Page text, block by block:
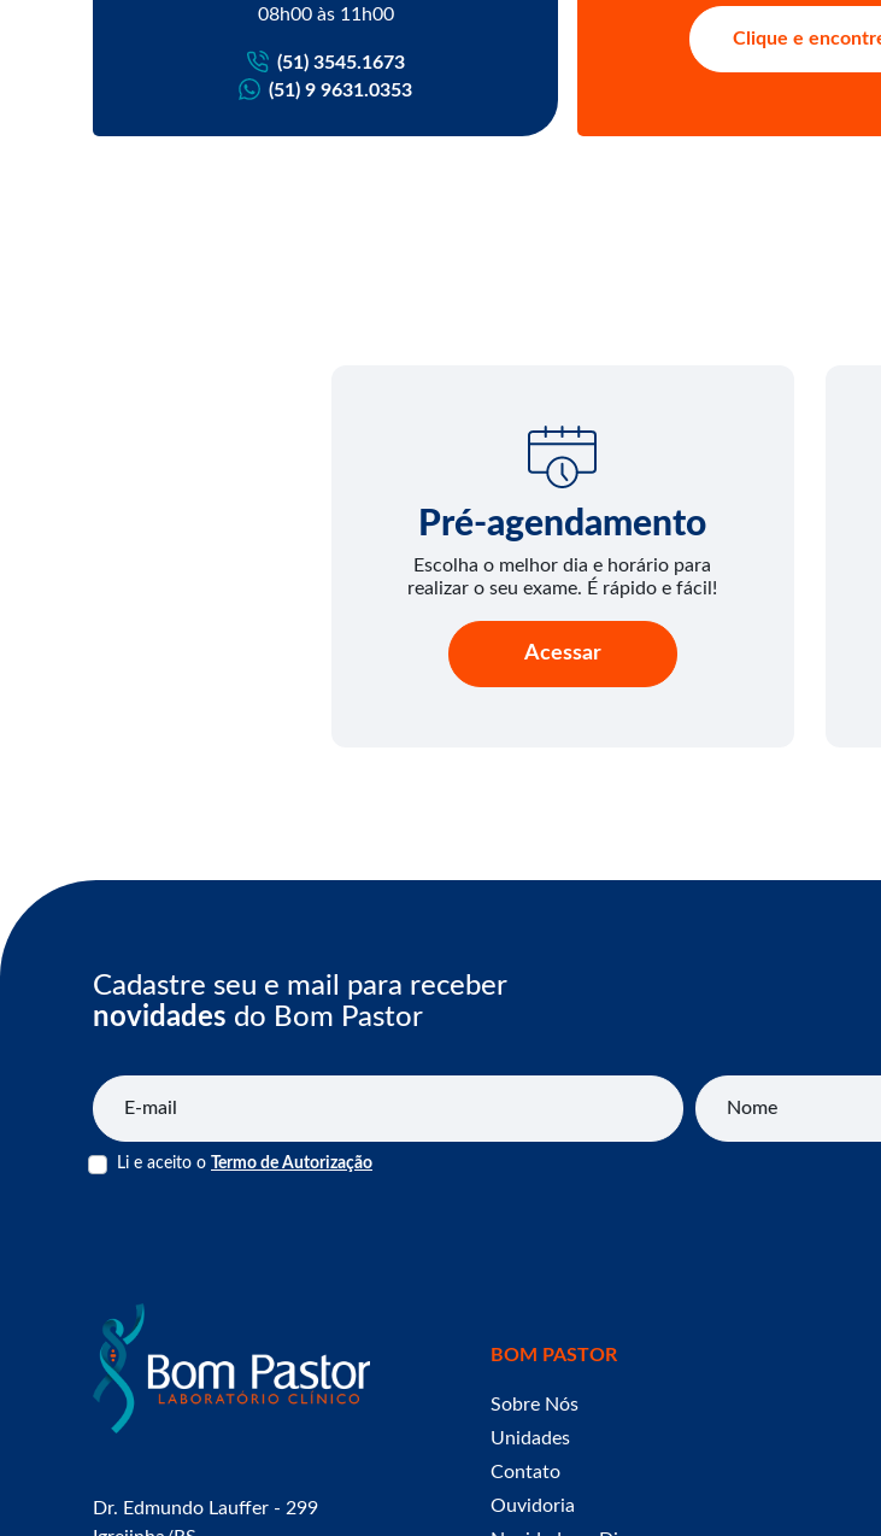
08h00 às 11h00
(51) 3545.1673
(51) 9 9631.0353
Clique e
Pré-agendamento
Escolha o melhor dia e horário para
realizar o seu exame. É rápido e fácil!
Acessar
Cadastre seu e mail para receber
novidades do Bom Pastor
E-mail Nome
Li e aceito o Termo de Autorização
Dr. Edmundo Lauffer - 299
BOM PASTOR
Sobre Nós
Unidades
Contato
Ouvidoria